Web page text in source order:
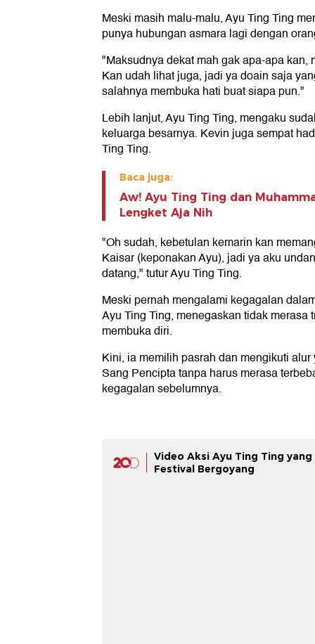
Meski masih malu-malu, Ayu Ting Ting
punya hubungan asmara lagi dengan
"Maksudnya dekat mah gak apa-apa kan,
Kan udah lihat juga, jadi ya doain saja
salahnya membuka hati buat siapa pun."
Lebih lanjut, Ayu Ting Ting, mengaku
keluarga besarnya. Kevin juga sempat
Ting Ting.
Baca juga:
Aw! Ayu Ting Ting dan
Lengket Aja Nih
"Oh sudah, kebetulan kemarin kan
Kaisar (keponakan Ayu), jadi ya aku
datang," tutur Ayu Ting Ting.
Meski pernah mengalami kegagalan
Ayu Ting Ting, menegaskan tidak merasa
membuka diri.
Kini, ia memilih pasrah dan mengikuti
Sang Pencipta tanpa harus merasa
kegagalan sebelumnya.
Video Aksi Ayu Ting Ting
Festival Bergoyang